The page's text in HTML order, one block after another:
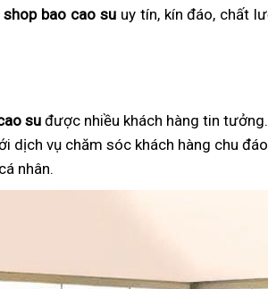
shop bao cao suuy tín, kín đáo, chất
su được nhiều khách hàng tin
vụ chăm sóc khách hàng chu
nhân.